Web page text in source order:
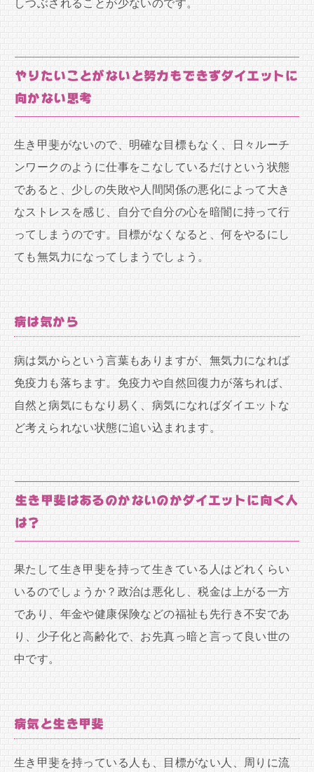
しつぶされることが少ないのです。
やりたいことがないと努力もできずダイエットに
向かない思考
生き甲斐がないので、明確な目標もなく、日々ルーチ
ンワークのように仕事をこなしているだけという状態
であると、少しの失敗や人間関係の悪化によって大き
なストレスを感じ、自分で自分の心を暗闇に持って行
ってしまうのです。目標がなくなると、何をやるにし
ても無気力になってしまうでしょう。
病は気から
病は気からという言葉もありますが、無気力になれば
免疫力も落ちます。免疫力や自然回復力が落ちれば、
自然と病気にもなり易く、病気になればダイエットな
ど考えられない状態に追い込まれます。
生き甲斐はあるのかないのかダイエットに向く人
は？
果たして生き甲斐を持って生きている人はどれくらい
いるのでしょうか？政治は悪化し、税金は上がる一方
であり、年金や健康保険などの福祉も先行き不安であ
り、少子化と高齢化で、お先真っ暗と言って良い世の
中です。
病気と生き甲斐
生き甲斐を持っている人も、目標がない人、周りに流